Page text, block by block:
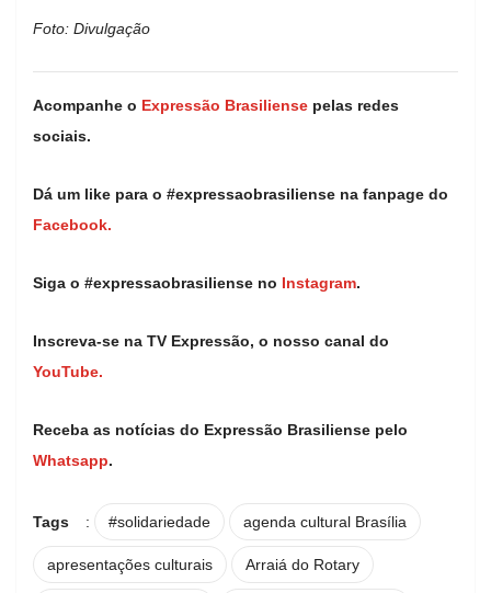
Foto: Divulgação
Acompanhe o Expressão Brasiliense pelas redes
sociais.
Dá um like para o #expressaobrasiliense na fanpage do
Facebook.
Siga o #expressaobrasiliense no Instagram.
Inscreva-se na TV Expressão, o nosso canal do
YouTube.
Receba as notícias do Expressão Brasiliense pelo
Whatsapp.
Tags : #solidariedade agenda cultural Brasília
apresentações culturais Arraiá do Rotary